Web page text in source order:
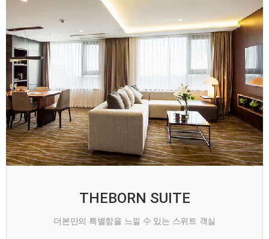
THEBORN SUITE
더본만의 특별함을 느낄 수 있는 스위트 객실